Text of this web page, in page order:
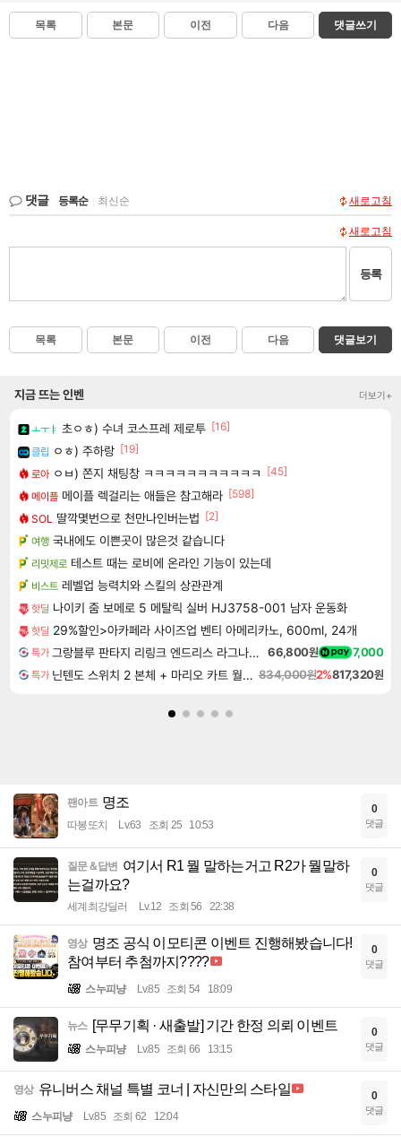
목록 본문 이전 다음 댓글쓰기
댓글 등록순 최신순 새로고침
새로고침
등록
목록 본문 이전 다음 댓글보기
지금 뜨는 인벤 더보기+
ㅗㅜㅑ 초ㅇㅎ) 수녀 코스프레 제로투 [16]
클립 ㅇㅎ) 주하랑 [19]
로아 ㅇㅂ) 쫀지 채팅창 ㅋㅋㅋㅋㅋㅋㅋㅋㅋㅋㅋ
[45]
메이플 메이플 렉걸리는 애들은 참고해라 [598]
SOL 딸깍몇번으로 천만나인버는법 [2]
여행 국내에도 이쁜곳이 많은것 같습니다
리밋제로 테스트 때는 로비에 온라인 기능이 있는데
비스트 레벨업 능력치와 스킬의 상관관계
핫딜 나이키 줌 보메로 5 메탈릭 실버 HJ3758-001 남자 운동화
핫딜 29%할인>아카페라 사이즈업 벤티 아메리카노, 600ml, 24개
특가 그랑블루 판타지 리링크 엔드리스 라그나로크 Granblue Fantasy Relink Endless Ragnarok 66,800원 7,000
특가 닌텐도 스위치 2 본체 + 마리오 카트 월드 + 포켓몬 포코피아 번들 834,000원2%817,320원
팬아트 명조
따봉또치 Lv.63 조회 25 10:53
0
댓글
질문＆답변 여기서 R1 뭘 말하는거고 R2가 뭘말하
는걸까요?
세계최강딜러 Lv.12 조회 56 22:38
0
댓글
영상 명조 공식 이모티콘 이벤트 진행해봤습니다!
참여부터 추첨까지????
스누피냥 Lv.85 조회 54 18:09
0
댓글
뉴스 [무무기획 · 새출발] 기간 한정 의뢰 이벤트
스누피냥 Lv.85 조회 66 13:15
0
댓글
영상 유니버스 채널 특별 코너 | 자신만의 스타일
스누피냥 Lv.85 조회 62 12:04
0
댓글